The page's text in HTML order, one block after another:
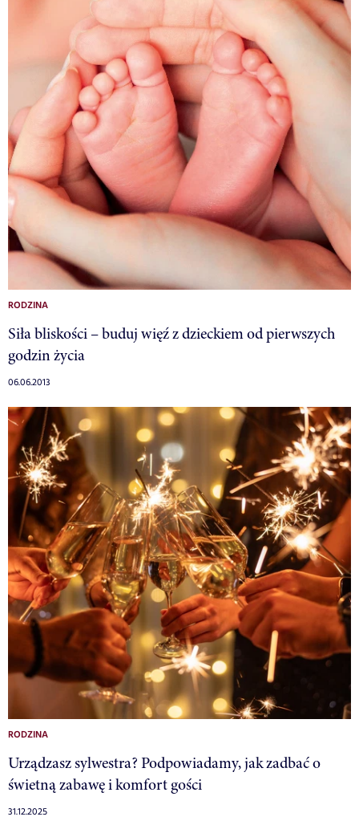
RODZINA
Siła bliskości – buduj więź z dzieckiem od pierwszych
godzin życia
06.06.2013
RODZINA
Urządzasz sylwestra? Podpowiadamy, jak zadbać o
świetną zabawę i komfort gości
31.12.2025